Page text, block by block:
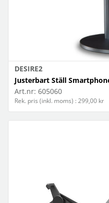
DESIRE2
Justerbart Ställ
Art.nr: 605060
Rek. pris (inkl. moms) : 299,00 kr